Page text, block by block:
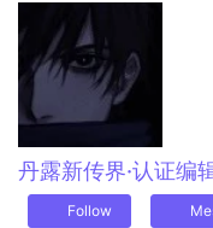
丹露新传界·认证编
Follow